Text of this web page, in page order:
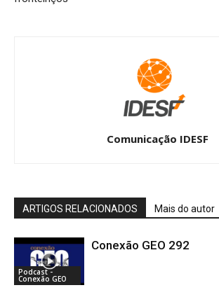
Comunicação IDESF
ARTIGOS RELACIONADOS Mais do autor
Podcast -
Conexão GEO
Conexão GEO 292